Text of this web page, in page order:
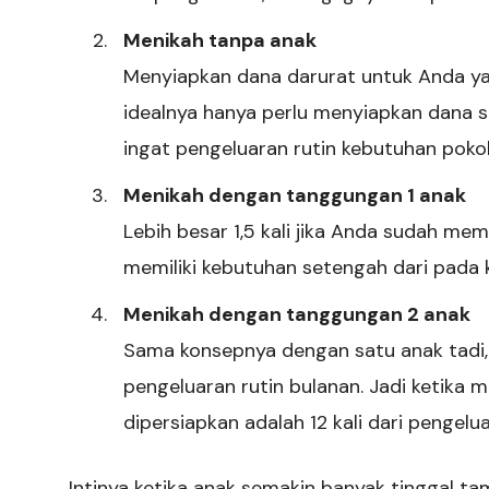
Menikah tanpa anak
Menyiapkan dana darurat untuk Anda
idealnya hanya perlu menyiapkan dana
ingat pengeluaran rutin kebutuhan
Menikah dengan tanggungan 1 anak
Lebih besar 1,5 kali jika Anda sudah
memiliki kebutuhan setengah dari
Menikah dengan tanggungan 2 anak
Sama konsepnya dengan satu anak
pengeluaran rutin bulanan. Jadi ketika
dipersiapkan adalah 12 kali dari